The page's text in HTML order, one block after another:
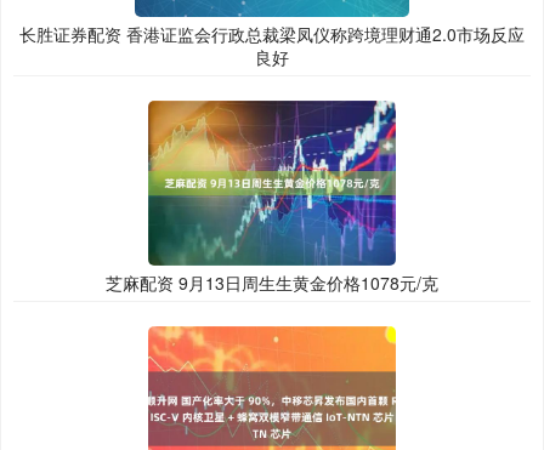
长胜证券配资 香港证监会行政总裁梁凤仪称跨境理财通2.0市场反应
良好
芝麻配资 9月13日周生生黄金价格1078元/克